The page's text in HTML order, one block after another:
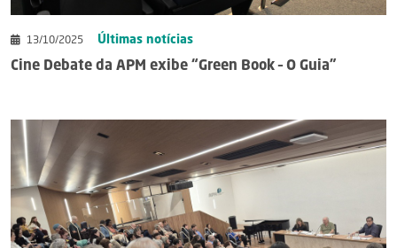
13/10/2025 Últimas notícias
Cine Debate da APM exibe “Green Book – O Guia”